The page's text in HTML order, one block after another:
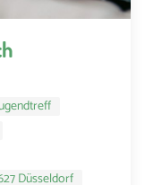
Düsseldorf